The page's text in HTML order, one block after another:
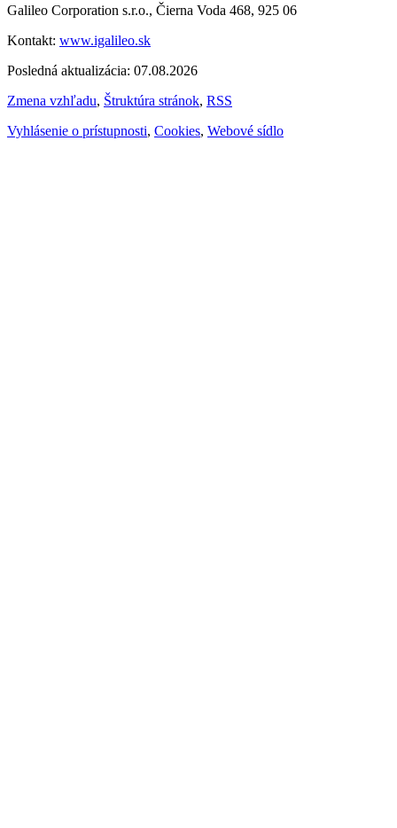
Galileo Corporation s.r.o., Čierna Voda 468, 925 06
Kontakt: www.igalileo.sk
Posledná aktualizácia: 07.08.2026
Zmena vzhľadu, Štruktúra stránok, RSS
Vyhlásenie o prístupnosti, Cookies, Webové sídlo